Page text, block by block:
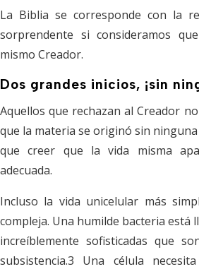
La Biblia se corresponde con la
sorprendente si consideramos
mismo Creador.
Dos grandes inicios, ¡sin
Aquellos que rechazan al Creador
que la materia se originó sin
que creer que la vida misma
adecuada.
Incluso la vida unicelular más
compleja. Una humilde bacteria está
increíblemente sofisticadas que
subsistencia.3 Una célula